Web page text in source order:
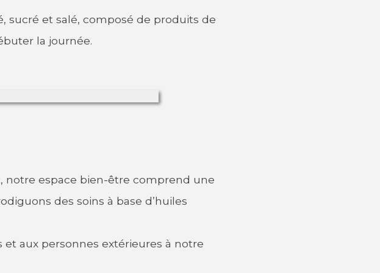
sucré et salé, composé de produits de
la journée.
notre espace bien-être comprend une
des soins à base d’huiles
et aux personnes extérieures à notre